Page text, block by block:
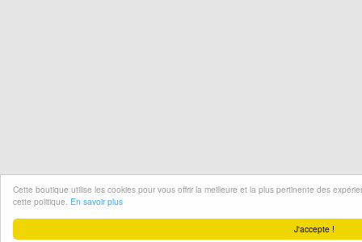
J'accepte !
Cette boutique utilise les cookies pour vous offrir la meilleure et la plus pertinente des
cette politique. En savoir plus